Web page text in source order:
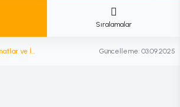
Sıralamalar
Görsel Sanatlar ve İletişim Tasarımı Güncelleme: 03.09.2025